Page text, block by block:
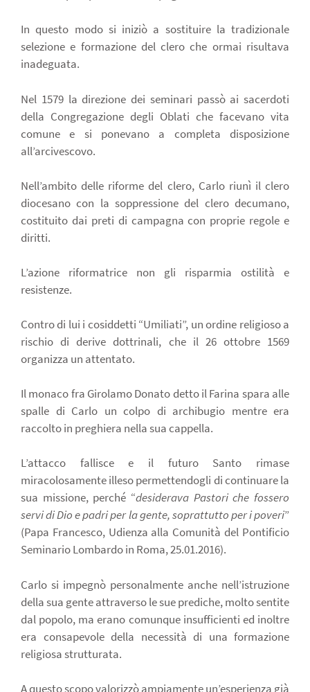
In questo modo si iniziò a sostituire la tradizionale
selezione e formazione del clero che ormai risultava
inadeguata.
Nel 1579 la direzione dei seminari passò ai sacerdoti
della Congregazione degli Oblati che facevano vita
comune e si ponevano a completa disposizione
all’arcivescovo.
Nell’ambito delle riforme del clero, Carlo riunì il clero
diocesano con la soppressione del clero decumano,
costituito dai preti di campagna con proprie regole e
diritti.
L’azione riformatrice non gli risparmia ostilità e
resistenze.
Contro di lui i cosiddetti “Umiliati”, un ordine religioso a
rischio di derive dottrinali, che il 26 ottobre 1569
organizza un attentato.
Il monaco fra Girolamo Donato detto il Farina spara alle
spalle di Carlo un colpo di archibugio mentre era
raccolto in preghiera nella sua cappella.
L’attacco fallisce e il futuro Santo rimase
miracolosamente illeso permettendogli di continuare la
sua missione, perché “desiderava Pastori che fossero
servi di Dio e padri per la gente, soprattutto per i poveri”
(Papa Francesco, Udienza alla Comunità del Pontificio
Seminario Lombardo in Roma, 25.01.2016).
Carlo si impegnò personalmente anche nell’istruzione
della sua gente attraverso le sue prediche, molto sentite
dal popolo, ma erano comunque insufficienti ed inoltre
era consapevole della necessità di una formazione
religiosa strutturata.
A questo scopo valorizzò ampiamente un’esperienza già